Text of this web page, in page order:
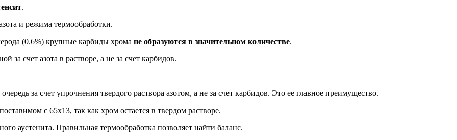
.
и режима термообработки.
(0.6%) крупные карбиды хрома не образуются в значительном количестве.
за счет азота в растворе, а не за счет карбидов.
за счет упрочнения твердого раствора азотом, а не за счет карбидов. Это ее главное преимущество.
с 65х13, так как хром остается в твердом растворе.
аустенита. Правильная термообработка позволяет найти баланс.